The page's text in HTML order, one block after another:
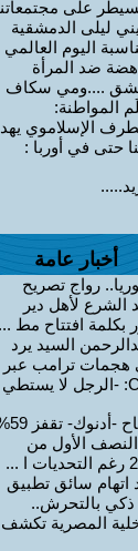
على
ليلى الدمشقية
اليوم العالمي
ضد المرأة
....ومي سكاف
المواطنة:
الإسلاموي
حتى في أوربا :
أخبار عامة
رواج تصريح
الشرع لأهل دير
بكلمة افتتاح مط ...
السيد يرد
هجمات ترامب عبر
CNN: -الرجل لا يستطي
أرباح -
الأول من
...
اتهام سائق تطبيق
ذكي بالتحرش..
المصرية تكشف